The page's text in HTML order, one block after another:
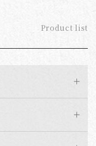
Product list